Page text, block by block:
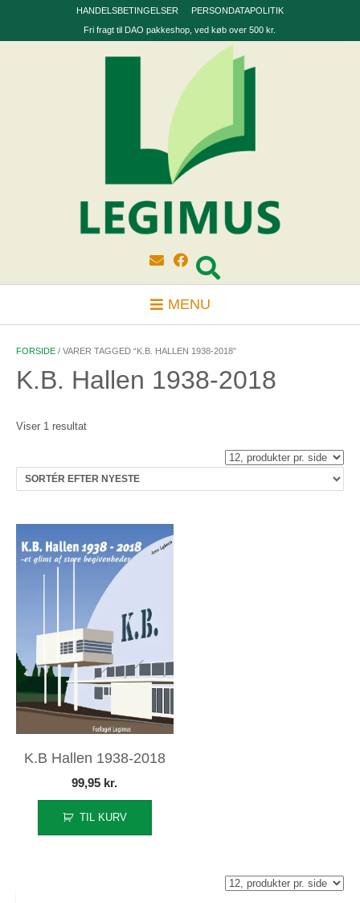
HANDELSBETINGELSER
PERSONDATAPOLITIK
Fri fragt til DAO pakkeshop, ved køb over 500 kr.
MENU
FORSIDE / VARER TAGGED “K.B. HALLEN 1938-2018”
K.B. Hallen 1938-2018
Viser 1 resultat
K.B Hallen 1938-2018
99,95 kr.
TIL KURV